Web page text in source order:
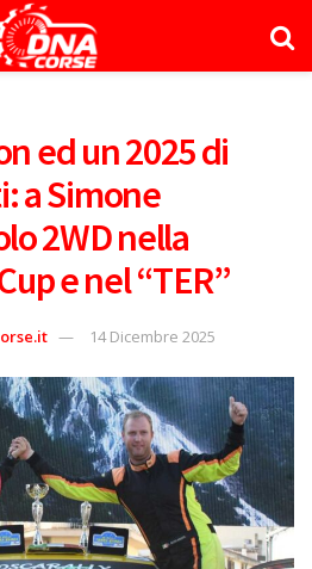
ed un 2025 di
a Simone
2WD nella
e nel “TER”
14 Dicembre 2025